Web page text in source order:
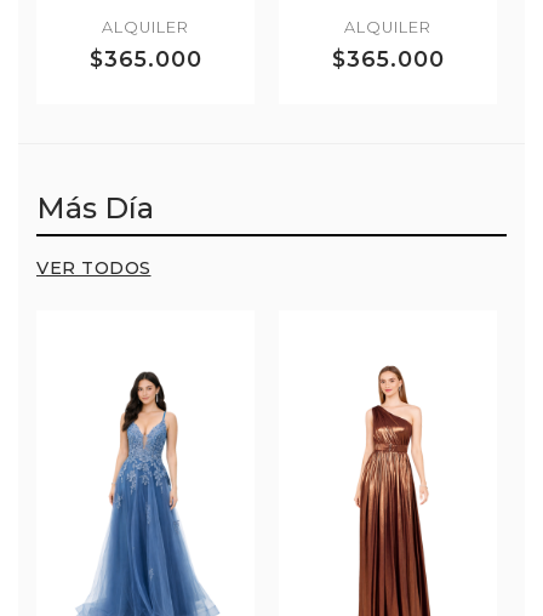
ALQUILER
$365.000
ALQUILER
$365.000
Más Día
VER TODOS